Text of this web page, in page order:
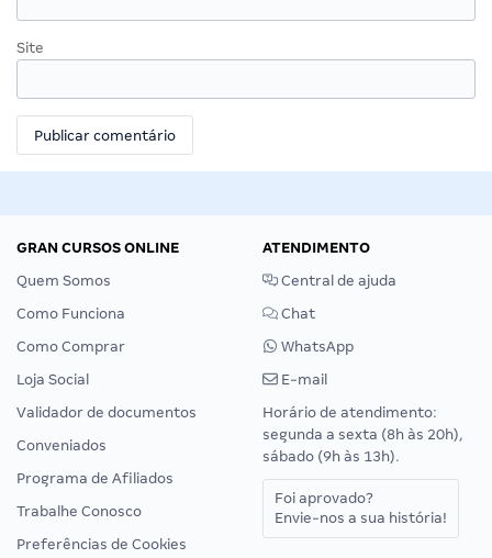
Site
GRAN CURSOS ONLINE
Quem Somos
Como Funciona
Como Comprar
Loja Social
Validador de documentos
Conveniados
Programa de Afiliados
Trabalhe Conosco
Preferências de Cookies
ATENDIMENTO
Central de ajuda
Chat
WhatsApp
E-mail
Horário de atendimento:
segunda a sexta (8h às 20h),
sábado (9h às 13h).
Foi aprovado?
Envie-nos a sua história!